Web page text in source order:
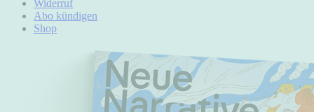
Widerruf
Abo kündigen
Shop